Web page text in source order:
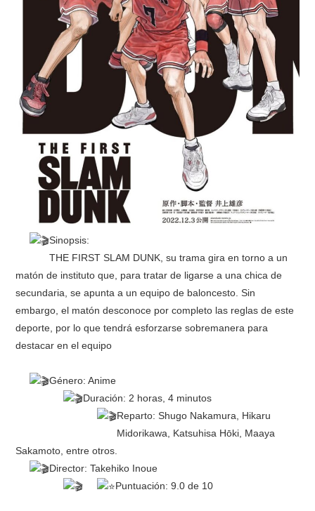
Sinopsis:
THE FIRST SLAM DUNK, su trama gira en torno a un
matón de instituto que, para tratar de ligarse a una chica de
secundaria, se apunta a un equipo de baloncesto. Sin
embargo, el matón desconoce por completo las reglas de este
deporte, por lo que tendrá esforzarse sobremanera para
destacar en el equipo
Género: Anime
Duración: 2 horas, 4 minutos
Reparto: Shugo Nakamura, Hikaru
Midorikawa, Katsuhisa Hōki, Maaya
Sakamoto, entre otros.
Director: Takehiko Inoue
Puntuación: 9.0 de 10